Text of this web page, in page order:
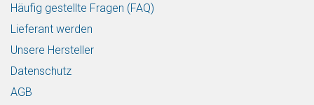
Häufig gestellte Fragen (FAQ)
Lieferant werden
Unsere Hersteller
Datenschutz
AGB